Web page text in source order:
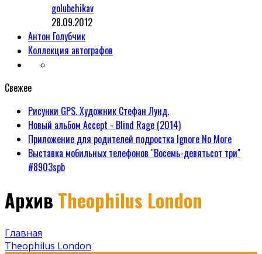
golubchikav
28.09.2012
Антон Голубчик
Коллекция автографов
Свежее
Рисунки GPS. Художник Стефан Лунд.
Новый альбом Accept - Blind Rage (2014)
Приложение для родителей подростка Ignore No More
Выставка мобильных телефонов "Восемь-девятьсот три"
#8903spb
Архив Theophilus London
Главная
Theophilus London